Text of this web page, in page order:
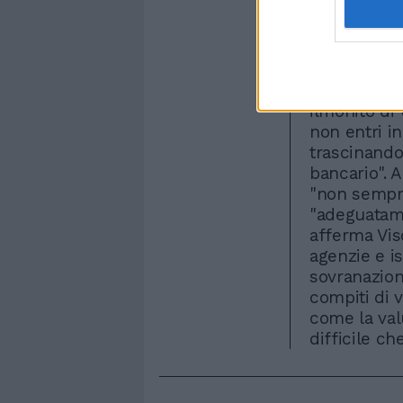
elevata
anche i
ulteriore
verificata
ilmonito di
non entri
bancario".
"non
afferma
agenzie e
compiti di
come la
difficile